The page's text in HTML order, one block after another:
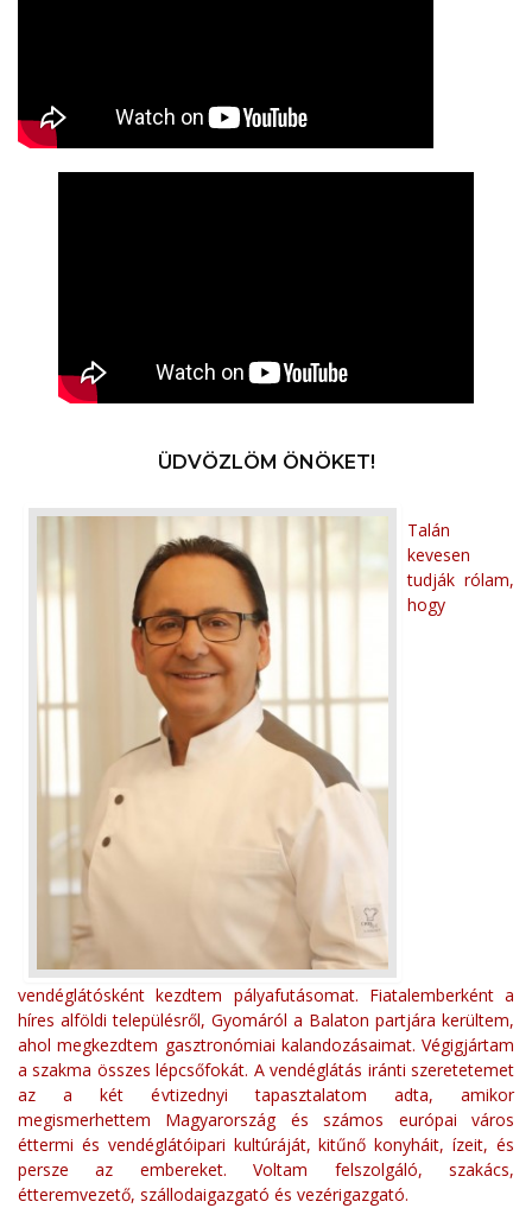
ÜDVÖZLÖM ÖNÖKET!
Talán
kevesen
tudják rólam,
hogy
vendéglátósként kezdtem pályafutásomat. Fiatalemberként a
híres alföldi településről, Gyomáról a Balaton partjára kerültem,
ahol megkezdtem gasztronómiai kalandozásaimat. Végigjártam
a szakma összes lépcsőfokát. A vendéglátás iránti szeretetemet
az a két évtizednyi tapasztalatom adta, amikor
megismerhettem Magyarország és számos európai város
éttermi és vendéglátóipari kultúráját, kitűnő konyháit, ízeit, és
persze az embereket. Voltam felszolgáló, szakács,
étteremvezető, szállodaigazgató és vezérigazgató.